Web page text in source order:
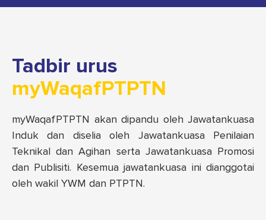
Tadbir urus
myWaqafPTPTN
myWaqafPTPTN akan dipandu oleh Jawatankuasa
Induk dan diselia oleh Jawatankuasa Penilaian
Teknikal dan Agihan serta Jawatankuasa Promosi
dan Publisiti. Kesemua jawatankuasa ini dianggotai
oleh wakil YWM dan PTPTN.